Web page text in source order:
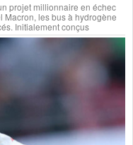
projet millionnaire en échec
les bus à hydrogène
Initialement conçus